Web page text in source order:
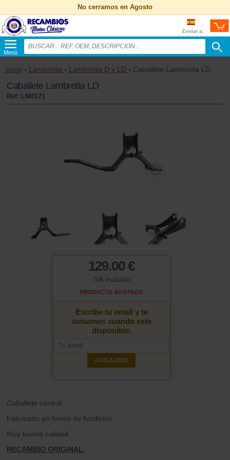
No cerramos en Agosto
Envíar a:
Menú
Inicio › Lambretta › Lambretta D y LD › Caballete Lambretta LD
Caballete Lambretta LD
Ref: LM0171
129.00 €
IVA incluído
PRODUCTO AGOTADO
Escribe tu email y te
avisamos cuando este
disponible.
AVISADME
Caballete central.
Fabricado en hierro de fundición.
Muy buena calidad.
RECAMBIO ORIGINAL.